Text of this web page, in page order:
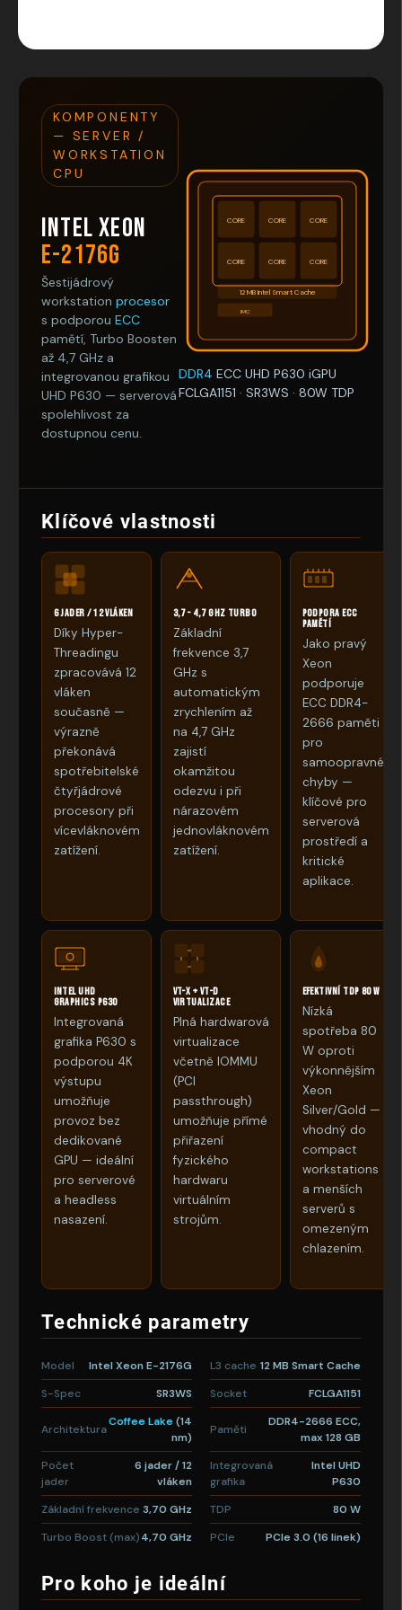
KOMPONENTY
— SERVER /
WORKSTATION
CPU
Intel Xeon
E-2176G
Šestijádrový
workstation procesor
s podporou ECC
pamětí, Turbo Boosten
až 4,7 GHz a
integrovanou grafikou
UHD P630 — serverová
spolehlivost za
dostupnou cenu.
CORE CORE CORE
CORE CORE CORE
12 MB Intel Smart Cache
IMC
DDR4 ECC UHD P630 iGPU
FCLGA1151 · SR3WS · 80W TDP
Klíčové vlastnosti
6 jader / 12 vláken
Díky Hyper-
Threadingu
zpracovává 12
vláken
současně —
výrazně
překonává
spotřebitelské
čtyřjádrové
procesory při
vícevláknovém
zatížení.
3,7 – 4,7 GHz Turbo
Základní
frekvence 3,7
GHz s
automatickým
zrychlením až
na 4,7 GHz
zajistí
okamžitou
odezvu i při
nárazovém
jednovláknovém
zatížení.
Podpora ECC
pamětí
Jako pravý
Xeon
podporuje
ECC DDR4-
2666 paměti
pro
samoopravné
chyby —
klíčové pro
serverová
prostředí a
kritické
aplikace.
Intel UHD
Graphics P630
Integrovaná
grafika P630 s
podporou 4K
výstupu
umožňuje
provoz bez
dedikované
GPU — ideální
pro serverové
a headless
nasazení.
VT-x + VT-d
virtualizace
Plná hardwarová
virtualizace
včetně IOMMU
(PCI
passthrough)
umožňuje přímé
přiřazení
fyzického
hardwaru
virtuálním
strojům.
Efektivní TDP 80 W
Nízká
spotřeba 80
W oproti
výkonnějším
Xeon
Silver/Gold —
vhodný do
compact
workstations
a menších
serverů s
omezeným
chlazením.
Technické parametry
Model
Intel Xeon E-2176G
S-Spec
SR3WS
Architektura
Coffee Lake(14
nm)
Počet
jader
6 jader / 12
vláken
Základní frekvence 3,70 GHz
Turbo Boost (max)4,70 GHz
L3 cache 12 MB Smart Cache
Socket
FCLGA1151
Paměti
DDR4-2666 ECC,
max 128 GB
Integrovaná
grafika
Intel UHD
P630
TDP
80 W
PCIe
PCIe 3.0 (16 linek)
Pro koho je ideální